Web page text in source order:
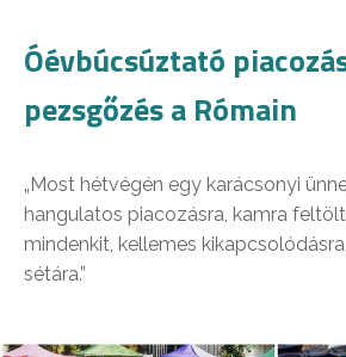
Óévbúcsúztató
pezsgőzés a Rómain
„Most hétvégén egy karácsonyi
hangulatos piacozásra, kamra
mindenkit, kellemes
sétára.”